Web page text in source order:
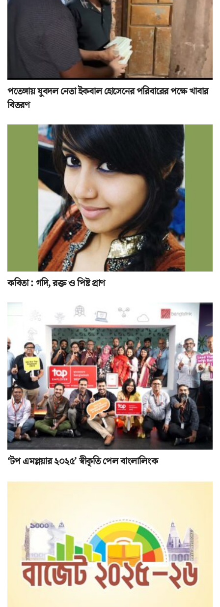
পতেঙ্গায় যুবদল নেতা ইকবাল হোসেনের পরিবারের পক্ষে খাবার
বিতরণ
কবিতা : গদি, রক্ত ও পিষ্ট প্রাণ
‘টপ এমপ্লয়ার ২০২৫’ স্বীকৃতি পেল বাংলালিংক